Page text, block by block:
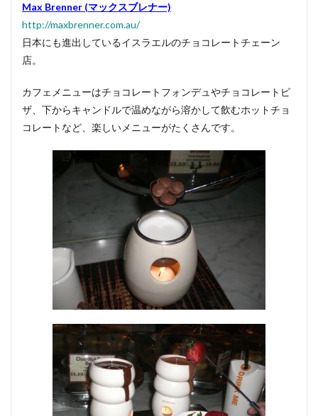
Max Brenner (マックスブレナー)
http://maxbrenner.com.au/
日本にも進出しているイスラエルのチョコレートチェーン
店。
カフェメニューはチョコレートフォンデュやチョコレートピ
ザ、下からキャンドルで温めながら溶かして飲むホットチョ
コレートなど、楽しいメニューがたくさんです。